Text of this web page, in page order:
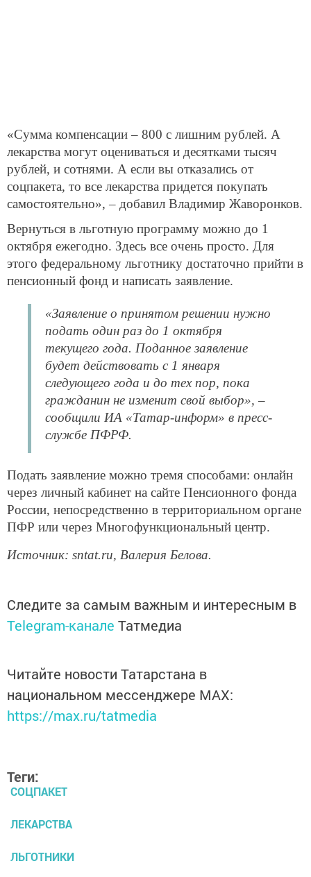
«Сумма компенсации – 800 с лишним рублей. А
лекарства могут оцениваться и десятками тысяч
рублей, и сотнями. А если вы отказались от
соцпакета, то все лекарства придется покупать
самостоятельно», – добавил Владимир Жаворонков.
Вернуться в льготную программу можно до 1
октября ежегодно. Здесь все очень просто. Для
этого федеральному льготнику достаточно прийти в
пенсионный фонд и написать заявление.
«Заявление о принятом решении нужно
подать один раз до 1 октября
текущего года. Поданное заявление
будет действовать с 1 января
следующего года и до тех пор, пока
гражданин не изменит свой выбор», –
сообщили ИА «Татар-информ» в пресс-
службе ПФРФ.
Подать заявление можно тремя способами: онлайн
через личный кабинет на сайте Пенсионного фонда
России, непосредственно в территориальном органе
ПФР или через Многофункциональный центр.
Источник: sntat.ru, Валерия Белова.
Следите за самым важным и интересным в
Telegram-канале Татмедиа
Читайте новости Татарстана в
национальном мессенджере MАХ:
https://max.ru/tatmedia
Теги:
СОЦПАКЕТ
ЛЕКАРСТВА
ЛЬГОТНИКИ